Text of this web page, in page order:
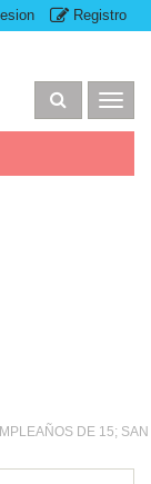
Registro
DE 15; SAN